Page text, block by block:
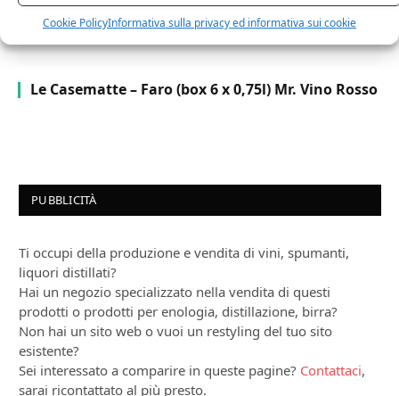
Cookie PolicyInformativa sulla privacy ed informativa sui cookie
Le Casematte – Faro (box 6 x 0,75l) Mr. Vino Rosso
PUBBLICITÀ
Ti occupi della produzione e vendita di vini, spumanti,
liquori distillati?
Hai un negozio specializzato nella vendita di questi
prodotti o prodotti per enologia, distillazione, birra?
Non hai un sito web o vuoi un restyling del tuo sito
esistente?
Sei interessato a comparire in queste pagine? Contattaci,
sarai ricontattato al più presto.